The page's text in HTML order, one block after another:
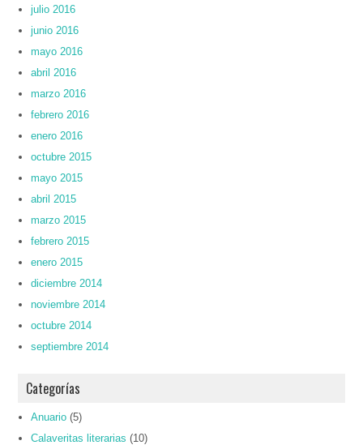
julio 2016
junio 2016
mayo 2016
abril 2016
marzo 2016
febrero 2016
enero 2016
octubre 2015
mayo 2015
abril 2015
marzo 2015
febrero 2015
enero 2015
diciembre 2014
noviembre 2014
octubre 2014
septiembre 2014
Categorías
Anuario (5)
Calaveritas literarias (10)